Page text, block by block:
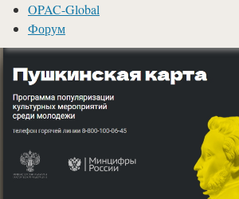
OPAC-Global
Форум